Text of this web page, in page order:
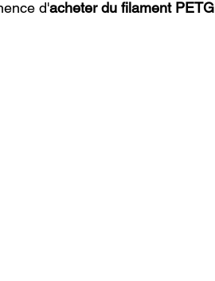
d'acheter du filament PETG